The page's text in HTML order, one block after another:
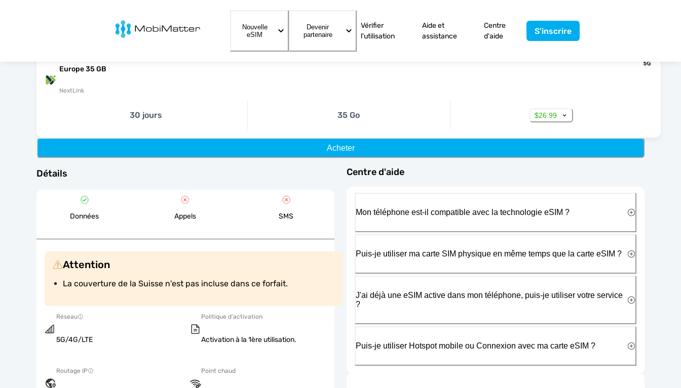
MobiMatter
Nouvelle
eSIM
Devenir
partenaire
Vérifier
l'utilisation
Aide et
assistance
Centre
d'aide
S'inscrire
Europe 35 GB
NextLink
30 jours 35 Go $26.99
Acheter
Détails
Données Appels SMS
Attention
La couverture de la Suisse n'est pas incluse dans ce forfait.
Réseau
5G/4G/LTE
Politique d'activation
Activation à la 1ère utilisation.
Routage IP Point chaud
Centre d'aide
Mon téléphone est-il compatible avec la technologie eSIM ?
Puis-je utiliser ma carte SIM physique en même temps que la carte eSIM ?
J'ai déjà une eSIM active dans mon téléphone, puis-je utiliser votre service
?
Puis-je utiliser Hotspot mobile ou Connexion avec ma carte eSIM ?